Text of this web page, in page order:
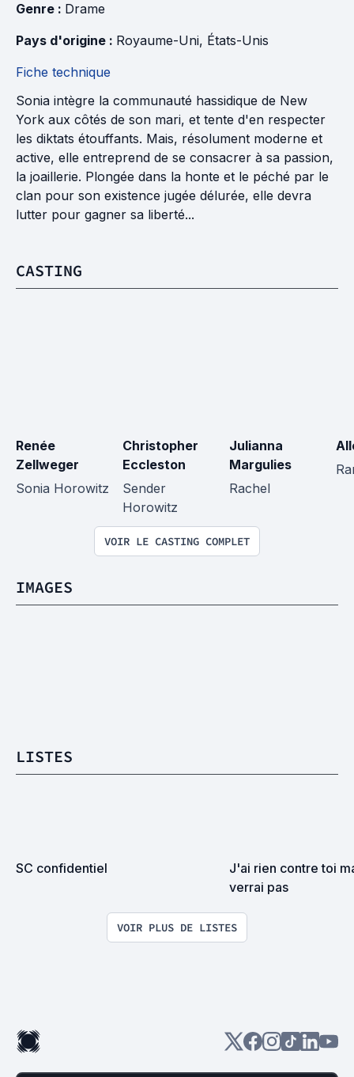
Genre : Drame
Pays d'origine : Royaume-Uni, États-Unis
Fiche technique
Sonia intègre la communauté hassidique de New
York aux côtés de son mari, et tente d'en respecter
les diktats étouffants. Mais, résolument moderne et
active, elle entreprend de se consacrer à sa passion,
la joaillerie. Plongée dans la honte et le péché par le
clan pour son existence jugée délurée, elle devra
lutter pour gagner sa liberté...
CASTING
Renée
Zellweger
Sonia Horowitz
Christopher
Eccleston
Sender
Horowitz
Julianna
Margulies
Rachel
VOIR LE CASTING COMPLET
IMAGES
LISTES
SC confidentiel
J'ai rien contre toi
verrai pas
VOIR PLUS DE LISTES